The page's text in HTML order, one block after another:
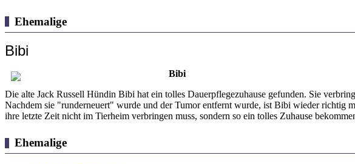
Ehemalige
Bibi
Bibi
Die alte Jack Russell Hündin Bibi hat ein tolles Dauerpflegezuhause gefunden. Sie
Nachdem sie "runderneuert" wurde und der Tumor entfernt wurde, ist Bibi wieder richtig
ihre letzte Zeit nicht im Tierheim verbringen muss, sondern so ein tolles Zuhause
Ehemalige